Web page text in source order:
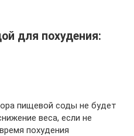
для похудения:
пищевой соды не будет
веса, если не
похудения